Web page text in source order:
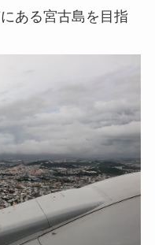
ある宮古島を目指